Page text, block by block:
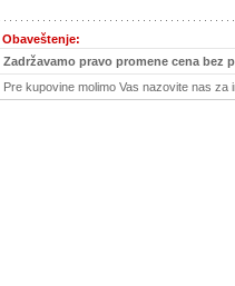
Obaveštenje:
Zadržavamo pravo promene cena bez
Pre kupovine molimo Vas nazovite nas za